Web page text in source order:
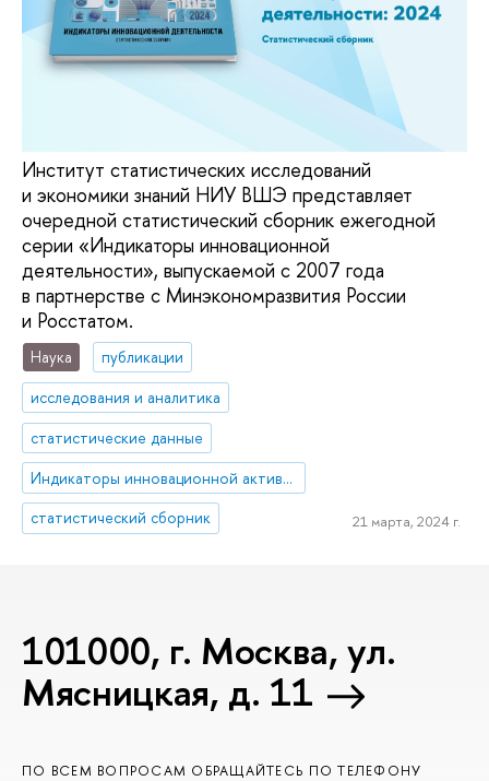
Институт статистических исследований
и экономики знаний НИУ ВШЭ представляет
очередной статистический сборник ежегодной
серии «Индикаторы инновационной
деятельности», выпускаемой с 2007 года
в партнерстве с Минэкономразвития России
и Росстатом.
Наука
публикации
исследования и аналитика
статистические данные
Индикаторы инновационной активности
статистический сборник
21 марта, 2024 г.
101000, г. Москва, ул.
Мясницкая, д. 11
ПО ВСЕМ ВОПРОСАМ ОБРАЩАЙТЕСЬ ПО ТЕЛЕФОНУ